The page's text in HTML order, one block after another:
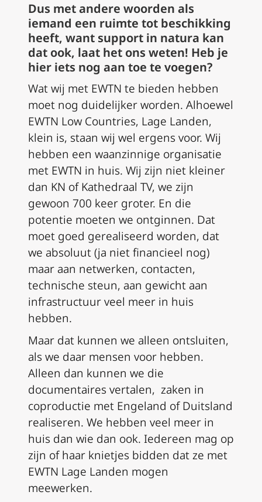
Dus met andere woorden als
iemand een ruimte tot beschikking
heeft, want support in natura kan
dat ook, laat het ons weten! Heb je
hier iets nog aan toe te voegen?
Wat wij met EWTN te bieden hebben
moet nog duidelijker worden. Alhoewel
EWTN Low Countries, Lage Landen,
klein is, staan wij wel ergens voor. Wij
hebben een waanzinnige organisatie
met EWTN in huis. Wij zijn niet kleiner
dan KN of Kathedraal TV, we zijn
gewoon 700 keer groter. En die
potentie moeten we ontginnen. Dat
moet goed gerealiseerd worden, dat
we absoluut (ja niet financieel nog)
maar aan netwerken, contacten,
technische steun, aan gewicht aan
infrastructuur veel meer in huis
hebben.
Maar dat kunnen we alleen ontsluiten,
als we daar mensen voor hebben.
Alleen dan kunnen we die
documentaires vertalen, zaken in
coproductie met Engeland of Duitsland
realiseren. We hebben veel meer in
huis dan wie dan ook. Iedereen mag op
zijn of haar knietjes bidden dat ze met
EWTN Lage Landen mogen
meewerken.